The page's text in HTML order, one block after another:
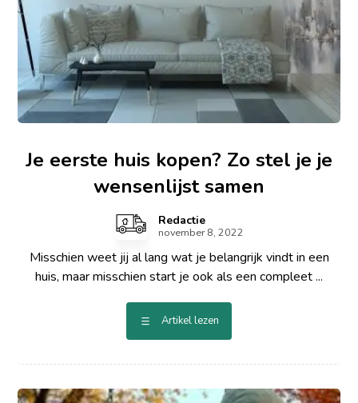
Je eerste huis kopen? Zo stel je je
wensenlijst samen
Redactie
november 8, 2022
Misschien weet jij al lang wat je belangrijk vindt in een
huis, maar misschien start je ook als een compleet ...
Artikel lezen